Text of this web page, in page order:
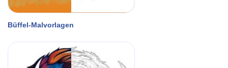
Büffel-Malvorlagen